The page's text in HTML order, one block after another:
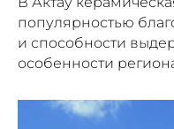
популярностью
и способности
особенности